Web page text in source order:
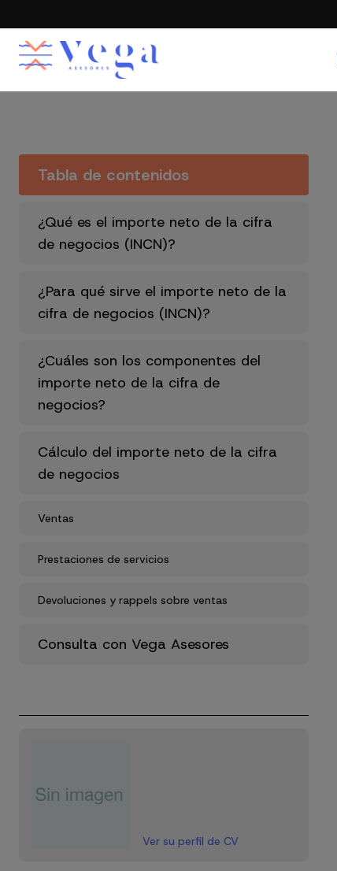
Tabla de contenidos
¿Qué es el importe neto de la cifra
de negocios (INCN)?
¿Para qué sirve el importe neto de la
cifra de negocios (INCN)?
¿Cuáles son los componentes del
importe neto de la cifra de
negocios?
Cálculo del importe neto de la cifra
de negocios
Ventas
Prestaciones de servicios
Devoluciones y rappels sobre ventas
Consulta con Vega Asesores
Ver su perfil de CV